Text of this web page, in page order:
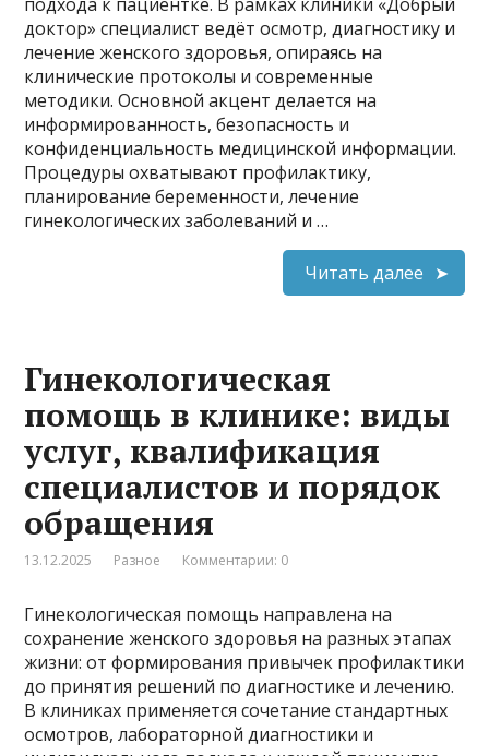
доктор» специалист ведёт осмотр, диагностику и
лечение женского здоровья, опираясь на
клинические протоколы и современные
методики. Основной акцент делается на
информированность, безопасность и
конфиденциальность медицинской информации.
Процедуры охватывают профилактику,
планирование беременности, лечение
гинекологических заболеваний и …
Читать далее
Гинекологическая
помощь в клинике: виды
услуг, квалификация
специалистов и порядок
обращения
13.12.2025 Разное Комментарии: 0
Гинекологическая помощь направлена на
сохранение женского здоровья на разных этапах
жизни: от формирования привычек профилактики
до принятия решений по диагностике и лечению.
В клиниках применяется сочетание стандартных
осмотров, лабораторной диагностики и